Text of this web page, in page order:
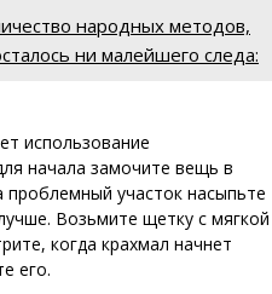
народных методов,
ни малейшего следа:
использование
начала замочите вещь в
участок насыпьте
Возьмите щетку с мягкой
когда крахмал начнет
его.